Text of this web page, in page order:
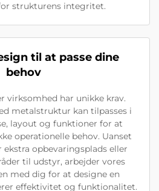
strukturens integritet.
til at passe dine
behov
virksomhed har unikke krav.
metalstruktur kan tilpasses i
layout og funktioner for at
operationelle behov. Uanset
opbevaringsplads eller
til udstyr, arbejder vores
med dig for at designe en
effektivitet og funktionalitet.